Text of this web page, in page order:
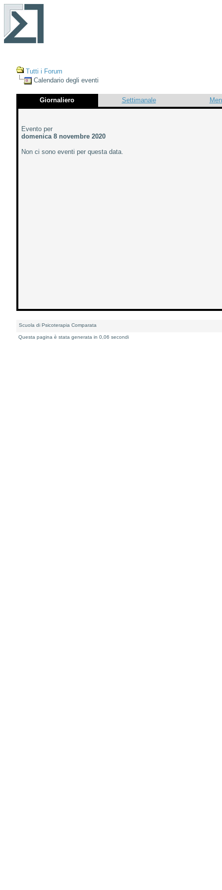
Tutti i Forum
Calendario degli eventi
Giornaliero Settimanale
Evento per
domenica 8 novembre 2020
Non ci sono eventi per questa data.
Scuola di Psicoterapia Comparata
Questa pagina è stata generata in 0,06 secondi